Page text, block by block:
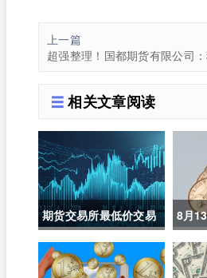
上一篇
超强整理！国都期货有限公司
相关文章阅读
期货交易所最低价交易
规则(期货交易所最低价
8月
评(镍